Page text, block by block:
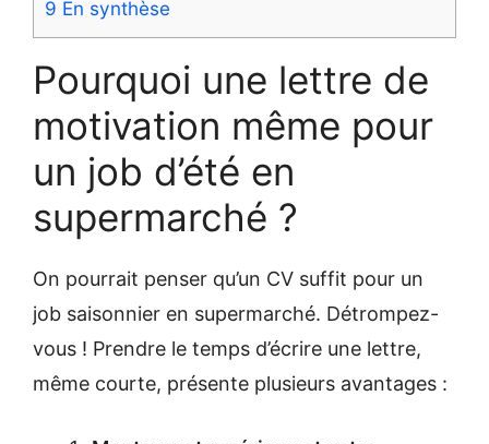
9 En synthèse
Pourquoi une lettre de
motivation même pour
un job d’été en
supermarché ?
On pourrait penser qu’un CV suffit pour un
job saisonnier en supermarché. Détrompez-
vous ! Prendre le temps d’écrire une lettre,
même courte, présente plusieurs avantages :